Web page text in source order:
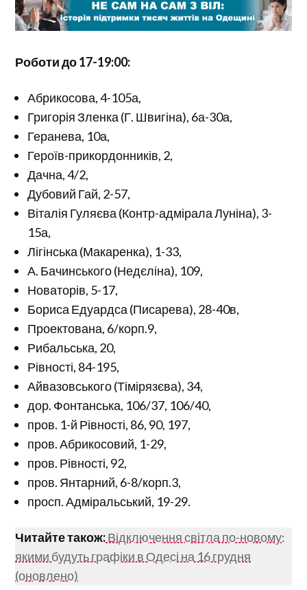
Роботи до 17-19:00:
Абрикосова, 4-105а,
Григорія Зленка (Г. Швигіна), 6а-30а,
Геранева, 10а,
Героїв-прикордонників, 2,
Дачна, 4/2,
Дубовий Гай, 2-57,
Віталія Гуляєва (Контр-адмірала Луніна), 3-
15а,
Лігінська (Макаренка), 1-33,
А. Бачинського (Недєліна), 109,
Новаторів, 5-17,
Бориса Едуардса (Писарева), 28-40в,
Проектована, 6/корп.9,
Рибальська, 20,
Рівності, 84-195,
Айвазовського (Тімірязєва), 34,
дор. Фонтанська, 106/37, 106/40,
пров. 1-й Рівності, 86, 90, 197,
пров. Абрикосовий, 1-29,
пров. Рівності, 92,
пров. Янтарний, 6-8/корп.3,
просп. Адміральський, 19-29.
Читайте також:Відключення світла по-новому:
якими будуть графіки в Одесі на 16 грудня
(оновлено)